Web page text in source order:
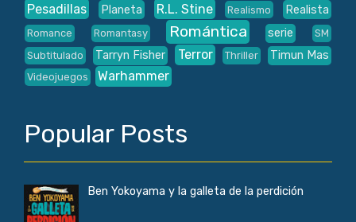
Pesadillas
Planeta R.L. Stine Realismo Realista
Romance Romantasy Romántica serie
SM
Subtitulado
Tarryn Fisher Terror Thriller Timun Mas
Videojuegos Warhammer
Popular Posts
Ben Yokoyama y la galleta de la perdición